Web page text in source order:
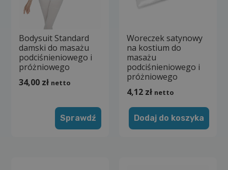
Bodysuit Standard
damski do masażu
podciśnieniowego i
próżniowego
34,00 zł netto
Sprawdź
Woreczek satynowy
na kostium do
masażu
podciśnieniowego i
próżniowego
4,12 zł netto
Dodaj do koszyka